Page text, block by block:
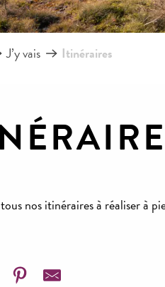
J’y vais Itinéraires
nos itinéraires à réaliser à